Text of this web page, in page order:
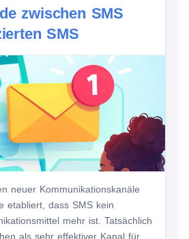
zwischen SMS
SMS
neuer Kommunikationskanäle
etabliert, dass SMS kein
mehr ist. Tatsächlich
als sehr effektiver Kanal für...